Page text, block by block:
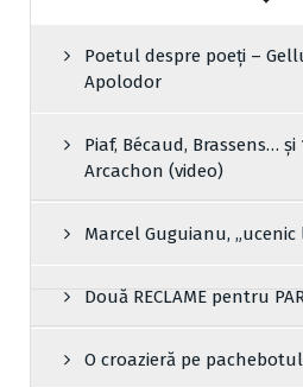
Poetul despre poeți –
Apolodor
Piaf, Bécaud, Brassens…
Arcachon (video)
Marcel Guguianu, „ucenic
Două RECLAME pentru
O croazieră pe pachebotul